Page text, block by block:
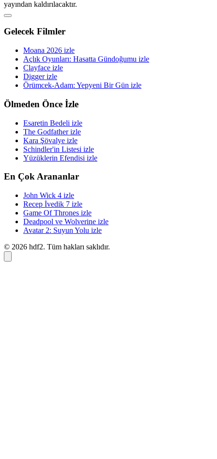
yayından kaldırılacaktır.
Gelecek Filmler
Moana 2026 izle
Açlık Oyunları: Hasatta Gündoğumu izle
Clayface izle
Digger izle
Örümcek-Adam: Yepyeni Bir Gün izle
Ölmeden Önce İzle
Esaretin Bedeli izle
The Godfather izle
Kara Şövalye izle
Schindler'in Listesi izle
Yüzüklerin Efendisi izle
En Çok Arananlar
John Wick 4 izle
Recep İvedik 7 izle
Game Of Thrones izle
Deadpool ve Wolverine izle
Avatar 2: Suyun Yolu izle
© 2026 hdf2. Tüm hakları saklıdır.